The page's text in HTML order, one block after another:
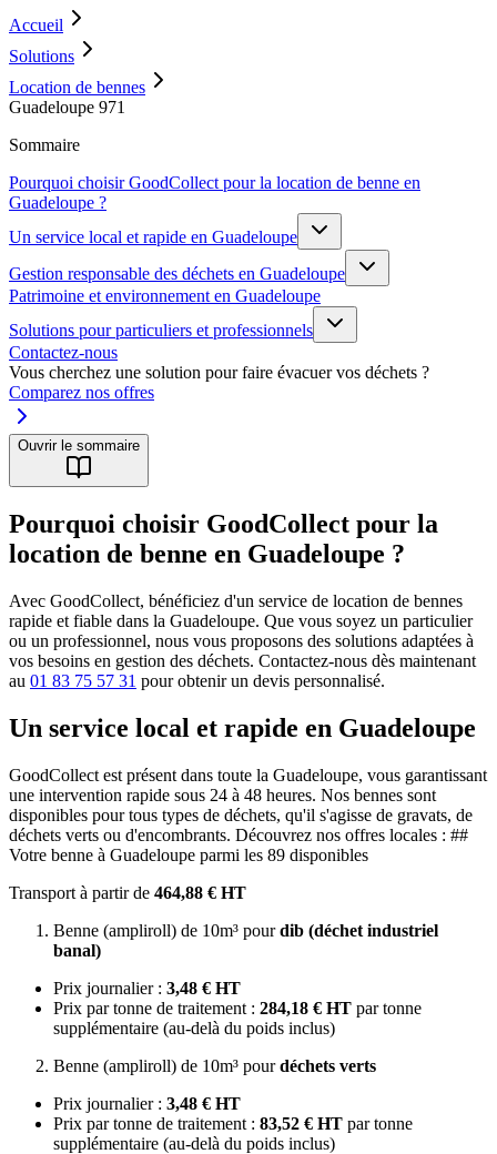
Accueil
Solutions
Location de bennes
Guadeloupe 971
Sommaire
Pourquoi choisir GoodCollect pour la location de benne en
Guadeloupe ?
Un service local et rapide en Guadeloupe
Gestion responsable des déchets en Guadeloupe
Patrimoine et environnement en Guadeloupe
Solutions pour particuliers et professionnels
Contactez-nous
Vous cherchez une solution pour faire évacuer vos déchets ?
Comparez nos offres
Ouvrir le sommaire
Pourquoi choisir GoodCollect pour la
location de benne en Guadeloupe ?
Avec GoodCollect, bénéficiez d'un service de location de bennes
rapide et fiable dans la Guadeloupe. Que vous soyez un particulier
ou un professionnel, nous vous proposons des solutions adaptées à
vos besoins en gestion des déchets. Contactez-nous dès maintenant
au 01 83 75 57 31 pour obtenir un devis personnalisé.
Un service local et rapide en Guadeloupe
GoodCollect est présent dans toute la Guadeloupe, vous garantissant
une intervention rapide sous 24 à 48 heures. Nos bennes sont
disponibles pour tous types de déchets, qu'il s'agisse de gravats, de
déchets verts ou d'encombrants. Découvrez nos offres locales : ##
Votre benne à Guadeloupe parmi les 89 disponibles
Transport à partir de 464,88 € HT
Benne (ampliroll) de 10m³ pourdib (déchet industriel
banal)
Prix journalier : 3,48 € HT
Prix par tonne de traitement : 284,18 € HT par tonne
supplémentaire (au-delà du poids inclus)
Benne (ampliroll) de 10m³ pourdéchets verts
Prix journalier : 3,48 € HT
Prix par tonne de traitement : 83,52 € HT par tonne
supplémentaire (au-delà du poids inclus)